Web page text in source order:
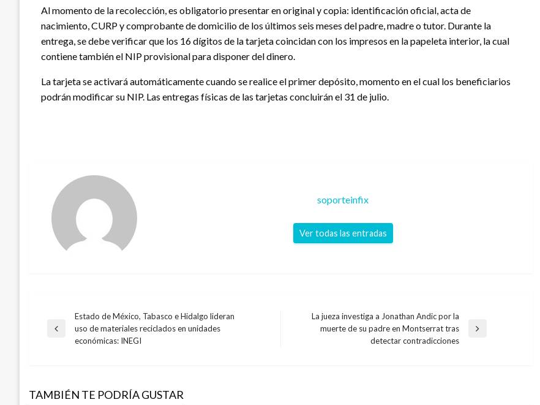
Al momento de la recolección, es obligatorio presentar en original y copia: identificación oficial, acta de
nacimiento, CURP y comprobante de domicilio de los últimos seis meses del padre, madre o tutor. Durante la
entrega, se debe verificar que los 16 dígitos de la tarjeta coincidan con los impresos en la papeleta interior, la cual
contiene también el NIP provisional para disponer del dinero.
La tarjeta se activará automáticamente cuando se realice el primer depósito, momento en el cual los beneficiarios
podrán modificar su NIP. Las entregas físicas de las tarjetas concluirán el 31 de julio.
soporteinfix
Ver todas las entradas
Navegación
entradas
Entrada
Estado de México, Tabasco e Hidalgo lideran
uso de materiales reciclados en unidades
económicas: INEGI
Entrada
La jueza investiga a Jonathan Andic por la
muerte de su padre en Montserrat tras
detectar contradicciones
TAMBIÉN TE PODRÍA GUSTAR